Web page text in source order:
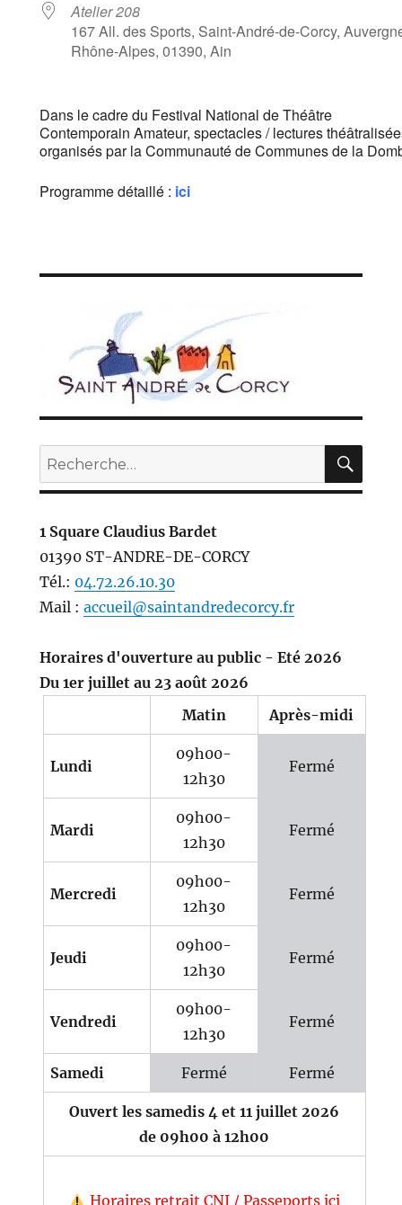
Atelier 208
167 All. des Sports, Saint-André-de-Corcy,
Rhône-Alpes, 01390, Ain
Dans le cadre du Festival National de Théâtre
Contemporain Amateur, spectacles / lectures
organisés par la Communauté de Communes de la
Programme détaillé : ici
Recherche
pour :
1 Square Claudius Bardet
01390 ST-ANDRE-DE-CORCY
Tél.: 04.72.26.10.30
Mail : accueil@saintandredecorcy.fr
Horaires d'ouverture au public - Eté 2026
Du 1er juillet au 23 août 2026
Matin
Après-midi
Lundi
09h00-
12h30
Fermé
Mardi
09h00-
12h30
Fermé
Mercredi
09h00-
12h30
Fermé
Jeudi
09h00-
12h30
Fermé
Vendredi
09h00-
12h30
Fermé
Samedi Fermé Fermé
Ouvert les samedis 4 et 11 juillet 2026
de 09h00 à 12h00
Horaires retrait CNI / Passeports ici